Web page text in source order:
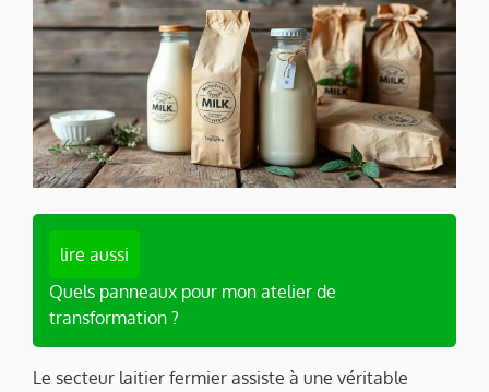
lire aussi
Quels panneaux pour mon atelier de
transformation ?
Le secteur laitier fermier assiste à une véritable